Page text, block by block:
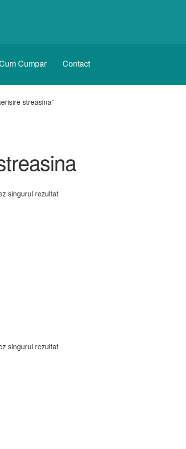
Cumpar Contact
streasina”
singurul rezultat
singurul rezultat